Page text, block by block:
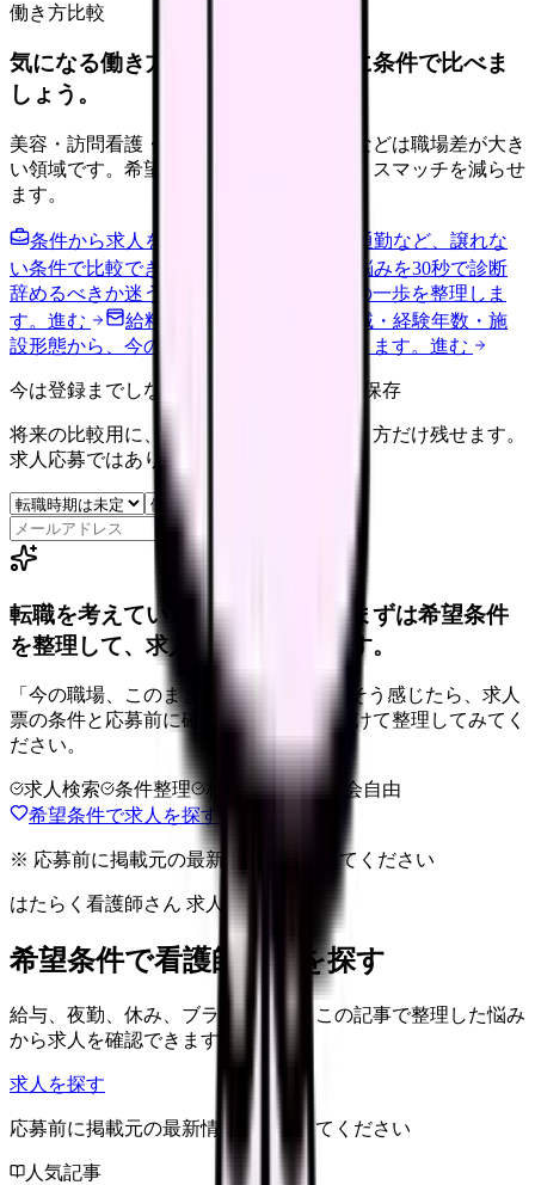
働き方比較
気になる働き方を、求人を見る前に条件で比べま
しょう。
美容・訪問看護・クリニック・夜勤なしなどは職場差が大き
い領域です。希望条件を先に整理するとミスマッチを減らせ
ます。
条件から求人を見る
夜勤回数・残業・通勤など、譲れな
い条件で比較できます。
職場の悩みを30秒で診断
辞めるべきか迷う前に、悩みの種類と次の一歩を整理しま
す。 進む 給料コンパスで比較する
地域・経験年数・施
設形態から、今の給料の現在地を確認できます。 進む
今は登録までしない人向け: 希望条件だけ保存
将来の比較用に、転職時期と気になる働き方だけ残せます。
求人応募ではありません。
転職を考えている看護師さんへ。まずは希望条件
を整理して、求人を見比べられます。
「今の職場、このままでいいのかな...」そう感じたら、求人
票の条件と応募前に確認したい不安を分けて整理してみてく
ださい。
求人検索 条件整理 相談だけOK
退会自由
希望条件で求人を探す
※ 応募前に掲載元の最新情報を確認してください
はたらく看護師さん 求人
希望条件で看護師求人を探す
給与、夜勤、休み、ブランクなど、この記事で整理した悩み
から求人を確認できます。
求人を探す
応募前に掲載元の最新情報を確認してください
人気記事